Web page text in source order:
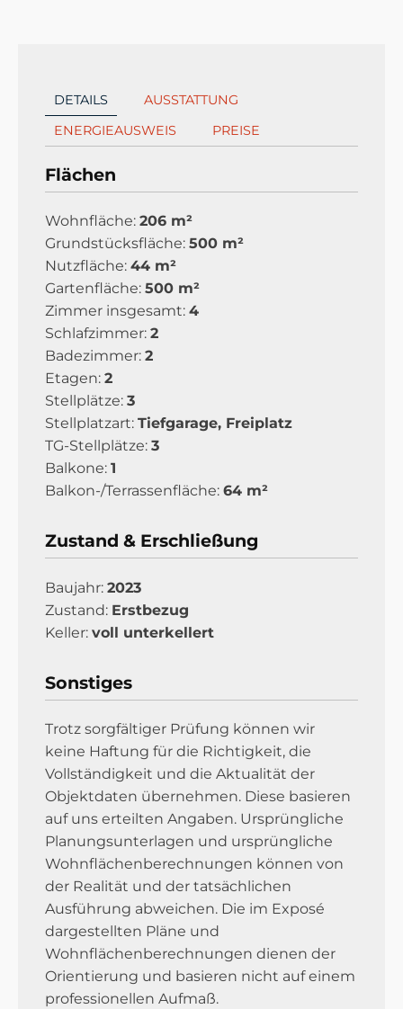
DETAILS
AUSSTATTUNG
ENERGIEAUSWEIS
PREISE
Flächen
Wohnfläche: 206 m²
Grundstücksfläche: 500 m²
Nutzfläche: 44 m²
Gartenfläche: 500 m²
Zimmer insgesamt: 4
Schlafzimmer: 2
Badezimmer: 2
Etagen: 2
Stellplätze: 3
Stellplatzart: Tiefgarage, Freiplatz
TG-Stellplätze: 3
Balkone: 1
Balkon-/Terrassenfläche: 64 m²
Zustand & Erschließung
Baujahr: 2023
Zustand: Erstbezug
Keller: voll unterkellert
Sonstiges
Trotz sorgfältiger Prüfung können wir
keine Haftung für die Richtigkeit, die
Vollständigkeit und die Aktualität der
Objektdaten übernehmen. Diese basieren
auf uns erteilten Angaben. Ursprüngliche
Planungsunterlagen und ursprüngliche
Wohnflächenberechnungen können von
der Realität und der tatsächlichen
Ausführung abweichen. Die im Exposé
dargestellten Pläne und
Wohnflächenberechnungen dienen der
Orientierung und basieren nicht auf einem
professionellen Aufmaß.